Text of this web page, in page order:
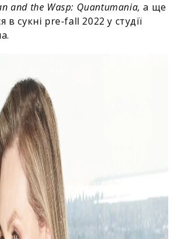
and the Wasp: Quantumania,а ще
в сукні pre-fall 2022 у студії